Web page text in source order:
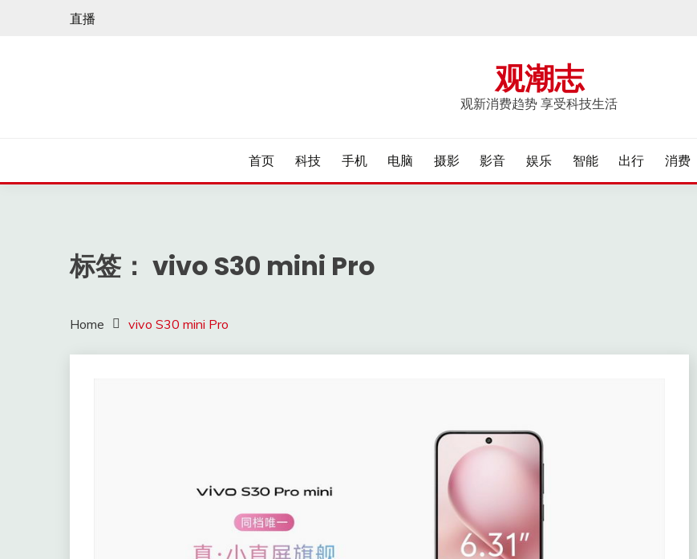
直播
观潮志
观新消费趋势 享受科技生活
首页 科技 手机 电脑 摄影 影音 娱乐 智能 出行 消费
标签： vivo S30 mini Pro
Home vivo S30 mini Pro